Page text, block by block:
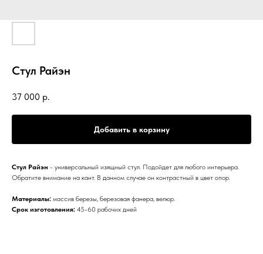
Стул Райэн
37 000 р.
Добавить в корзину
Стул Райэн - универсальный изящный стул. Подойдет для любого интерьера.
Обратите внимание на кант. В данном случае он контрастный в цвет опор.
Материалы: массив березы, березовая фанера, велюр.
Срок изготовления: 45-60 рабочих дней